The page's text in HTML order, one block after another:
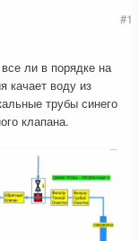
#1
ли в порядке на
качает воду из
трубы синего
клапана.